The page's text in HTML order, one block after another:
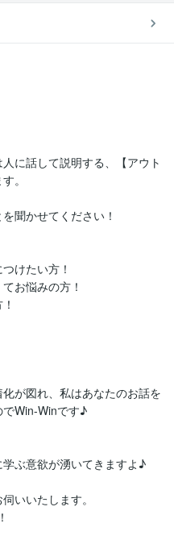
に話して説明する、【アウト
。
聞かせてください！
けたい方！
お悩みの方！
が図れ、私はあなたのお話を
Win-Winです♪
ぶ意欲が湧いてきますよ♪
いいたします。